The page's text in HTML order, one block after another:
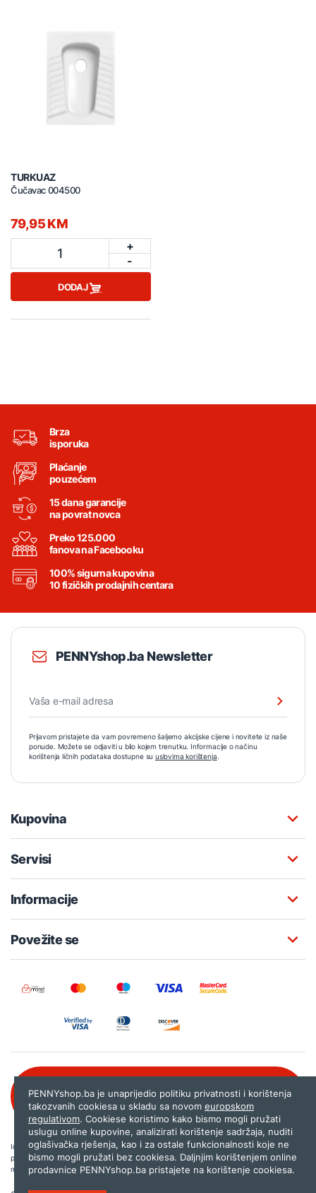
TURKUAZ
Čučavac 004500
79,95 KM
1
+
-
DODAJ
Brza
isporuka
Plaćanje
pouzećem
15 dana garancije
na povrat novca
Preko 125.000
fanova na Facebooku
100% sigurna kupovina
10 fizičkih prodajnih centara
PENNYshop.ba Newsletter
Prijavom pristajete da vam povremeno šaljemo akcijske cijene i novitete iz naše
ponude. Možete se odjaviti u bilo kojem trenutku. Informacije o načinu
korištenja ličnih podataka dostupne su uslovima korištenja.
Kupovina
Servisi
Informacije
Povežite se
080 020 261
Internet trgovina PENNYshop.ba nastoji objavljivati samo provjerene i pravilne
podatke. Ako na našoj stranici otkrijete neistinite, odnosno neadekvatne informacije,
molimo vas da nam to javite nashop@pennyplus.com .
PENNYshop.ba je unaprijedio politiku privatnosti i korištenja
takozvanih cookiesa u skladu sa novom europskom
regulativom. Cookiese koristimo kako bismo mogli pružati
uslugu online kupovine, analizirati korištenje sadržaja, nuditi
oglašivačka rješenja, kao i za ostale funkcionalnosti koje ne
bismo mogli pružati bez cookiesa. Daljnjim korištenjem online
prodavnice PENNYshop.ba pristajete na korištenje cookiesa.